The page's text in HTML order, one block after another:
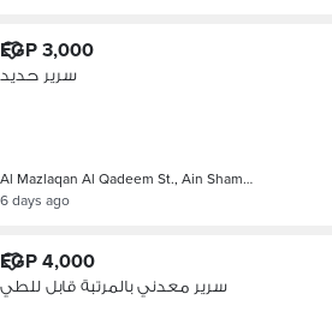
EGP 3,000
سرير حديد
Al Mazlaqan Al Qadeem St., Ain Sham…
6 days ago
EGP 4,000
سرير معدني بالمرتبة قابل للطي